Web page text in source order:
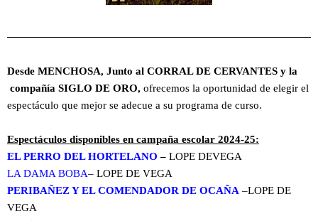
Desde MENCHOSA, Junto al CORRAL DE CERVANTES y la
compañía SIGLO DE ORO, ofrecemos la oportunidad de elegir el
espectáculo que mejor se adecue a su programa de curso.
Espectáculos disponibles en campaña escolar 2024-25:
EL PERRO DEL HORTELANO – LOPE DEVEGA
LA DAMA BOBA– LOPE DE VEGA
PERIBAÑEZ Y EL COMENDADOR DE OCAÑA –LOPE DE
VEGA